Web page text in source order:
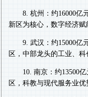
8. 杭州：约16000亿
新区为核心，数字经济赋
9. 武汉：约15000亿
区，中部龙头的工业、科
10. 南京：约13500
区，科教与现代服务业优